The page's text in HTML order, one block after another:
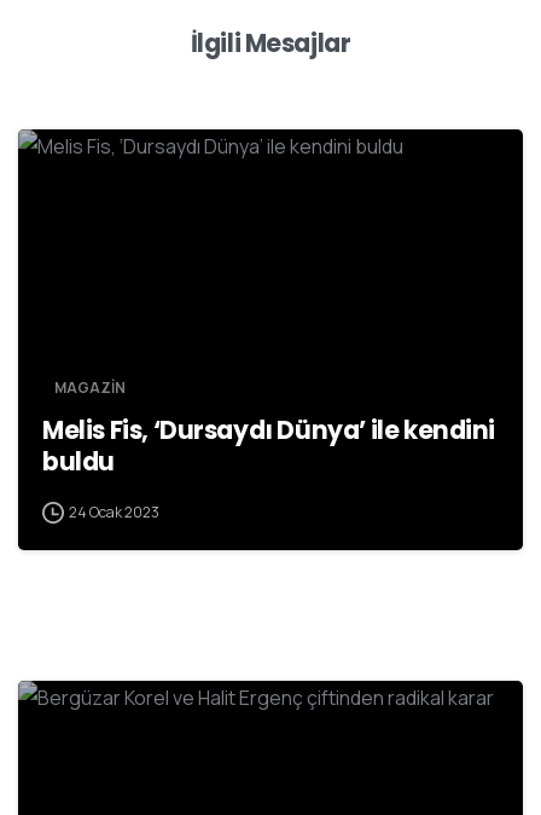
İlgili Mesajlar
MAGAZİN
Melis Fis, ‘Dursaydı Dünya’ ile kendini
buldu
24 Ocak 2023